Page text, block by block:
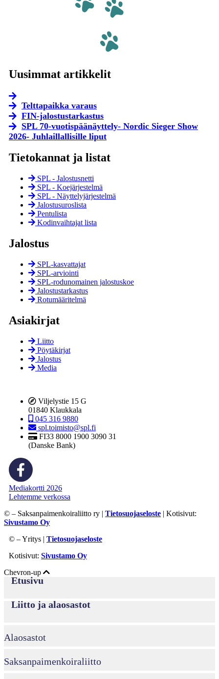
Uusimmat artikkelit
Telttapaikka varaus
FIN-jalostustarkastus
SPL 70-vuotispäänäyttely- Nordic Sieger Show
2026- Juhlaillallisille liput
Tietokannat ja listat
SPL - Jalostusnetti
SPL - Koejärjestelmä
SPL - Näyttely­järjestelmä
Jalostusuroslista
Pentulista
Kodinvaihtajat lista
Jalostus
SPL-kasvattajat
SPL-arviointi
SPL-rodunomainen jalostuskoe
Jalostustarkastus
Rotumääritelmä
Asiakirjat
Liitto
Pöytäkirjat
Jalostus
Media
Viljelystie 15 G
01840 Klaukkala
045 316 9880
spl.toimisto@spl.fi
FI33 8000 1900 3090 31
(Danske Bank)
Mediakortti 2026
Lehtemme verkossa
© – Saksanpaimenkoiraliitto ry | Tietosuojaseloste | Kotisivut:
Sivustamo Oy
© – Yritys | Tietosuojaseloste
Kotisivut: Sivustamo Oy
Chevron-up
Etusivu
Liitto ja alaosastot
Alaosastot
Saksanpaimenkoira­liitto